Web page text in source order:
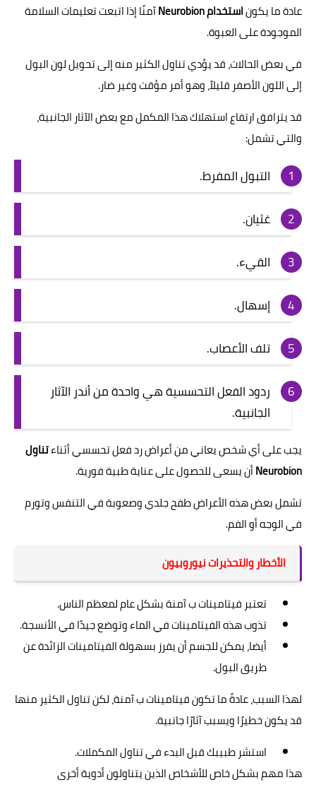
عادة ما يكوناستخدام Neurobion
آمنًا إذا اتبعت تعليمات السلامة
الموجودة على العبوة.
في بعض الحالات، قد يؤدي تناول الكثير منه إلى تحويل لون البول
إلى اللون الأصفر قليلاً، وهو أمر مؤقت وغير ضار.
قد يترافق ارتفاع استهلاك هذا المكمل مع بعض الآثار الجانبية،
والتي تشمل:
التبول المفرط.
غثيان.
القيء.
إسهال.
تلف الأعصاب.
ردود الفعل التحسسية هي واحدة من أندر الآثار
الجانبية.
يجب على أي شخص يعاني من أعراض رد فعل تحسسي أثناءتناول
Neurobionأن يسعى للحصول على عناية طبية فورية.
تشمل بعض هذه الأعراض طفح جلدي وصعوبة في التنفس وتورم
في الوجه أو الفم.
الأخطار والتحذيرات نيوروبيون
تعتبر فيتامينات ب آمنة بشكل عام لمعظم الناس.
تذوب هذه الفيتامينات في الماء وتوضع جيدًا في الأنسجة.
أيضا، يمكن للجسم أن يفرز بسهولة الفيتامينات الزائدة عن
طريق البول.
لهذا السبب، عادةً ما تكون فيتامينات ب آمنة، لكن تناول الكثير منها
قد يكون خطيرًا ويسبب آثارًا جانبية.
استشر طبيبك قبل البدء في تناول المكملات.
هذا مهم بشكل خاص للأشخاص الذين يتناولون أدوية أخرى